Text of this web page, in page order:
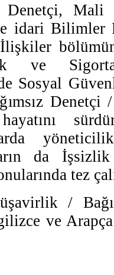
Denetçi,
idari Bilimler
ve
Sosyal
hayatını
da
tez
/
ve